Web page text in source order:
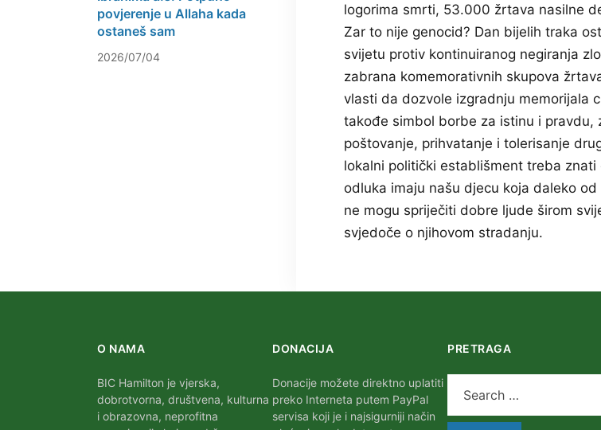
logorima smrti, 53.000 žrtava nasilne
Zar to nije genocid? Dan bijelih traka
svijetu protiv kontinuiranog negiranja
zabrana komemorativnih skupova
vlasti da dozvole izgradnju memorijala
takođe simbol borbe za istinu i pravdu,
poštovanje, prihvatanje i tolerisanje
lokalni politički establišment treba
odluka imaju našu djecu koja daleko
ne mogu spriječiti dobre ljude širom
svjedoče o njihovom stradanju.
povjerenje u Allaha kada
ostaneš sam
2026/07/04
O NAMA
BIC Hamilton je vjerska,
dobrotvorna, društvena, kulturna
i obrazovna, neprofitna
DONACIJA
Donacije možete direktno uplatiti
preko Interneta putem PayPal
servisa koji je i najsigurniji način
PRETRAGA